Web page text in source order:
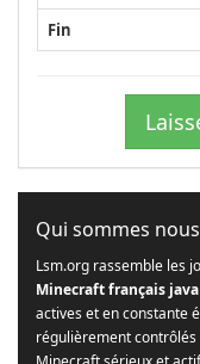
Fin
Qui sommes
Lsm.org rassemble les
Minecraft français
actives et en constante
régulièrement